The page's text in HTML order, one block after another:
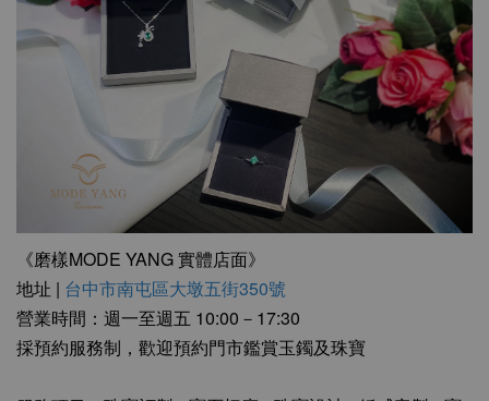
《磨樣MODE YANG 實體店面》
地址 | 台中市南屯區大墩五街350號
營業時間：週一至週五 10:00－17:30
採預約服務制，歡迎預約門市鑑賞玉鐲及珠寶